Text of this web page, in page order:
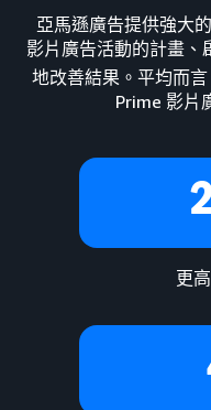
亞馬遜廣告提供強大
影片廣告活動的計畫、
地改善結果。平均而
Prime 影片
更